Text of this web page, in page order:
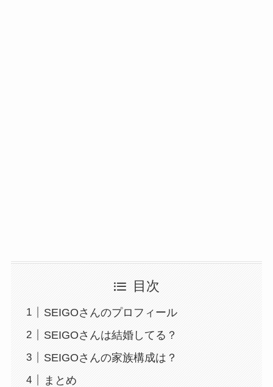
目次
SEIGOさんのプロフィール
SEIGOさんは結婚してる？
SEIGOさんの家族構成は？
まとめ